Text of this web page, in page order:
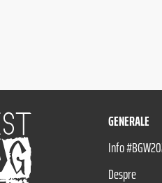
GENERALE
Info
Despre